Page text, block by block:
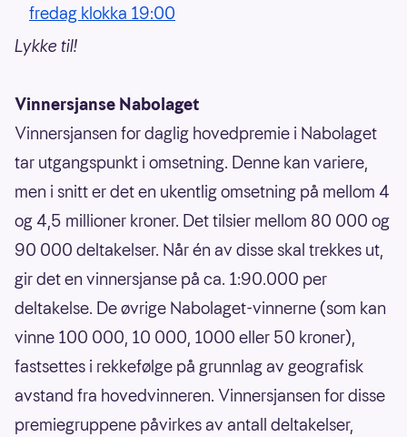
fredag klokka 19:00
Lykke til!
Vinnersjanse Nabolaget
Vinnersjansen for daglig hovedpremie i Nabolaget
tar utgangspunkt i omsetning. Denne kan variere,
men i snitt er det en ukentlig omsetning på mellom 4
og 4,5 millioner kroner. Det tilsier mellom 80 000 og
90 000 deltakelser. Når én av disse skal trekkes ut,
gir det en vinnersjanse på ca. 1:90.000 per
deltakelse. De øvrige Nabolaget-vinnerne (som kan
vinne 100 000, 10 000, 1000 eller 50 kroner),
fastsettes i rekkefølge på grunnlag av geografisk
avstand fra hovedvinneren. Vinnersjansen for disse
premiegruppene påvirkes av antall deltakelser,